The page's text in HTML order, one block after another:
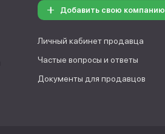
Добавить свою компанию
Личный кабинет продавца
Частые вопросы и ответы
Документы для продавцов